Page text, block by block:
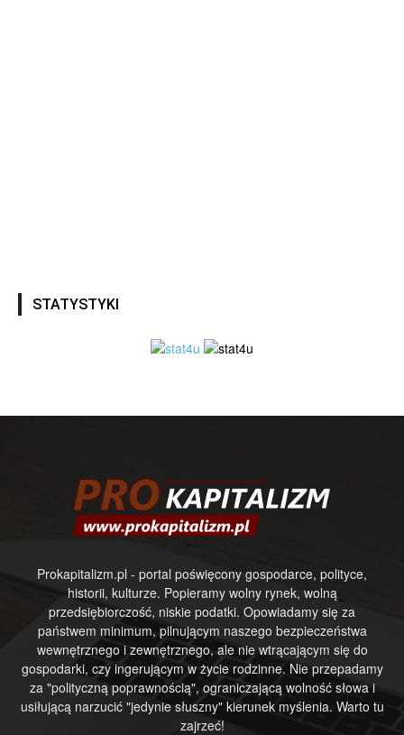
STATYSTYKI
Prokapitalizm.pl - portal poświęcony gospodarce, polityce,
historii, kulturze. Popieramy wolny rynek, wolną
przedsiębiorczość, niskie podatki. Opowiadamy się za
państwem minimum, pilnującym naszego bezpieczeństwa
wewnętrznego i zewnętrznego, ale nie wtrącającym się do
gospodarki, czy ingerującym w życie rodzinne. Nie przepadamy
za "polityczną poprawnością", ograniczającą wolność słowa i
usiłującą narzucić "jedynie słuszny" kierunek myślenia. Warto tu
zajrzeć!